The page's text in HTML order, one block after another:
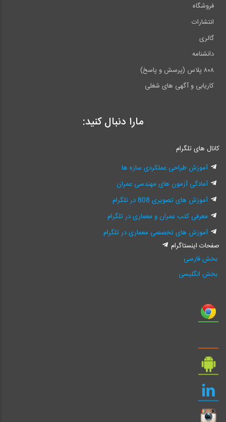
فروشگاه
انتشارات
گالری
دانشنامه
۸۰۸ پلاس (پرسش و پاسخ)
کاریابی و آگهی های شغلی
مارا دنبال کنید:
کانال های تلگرام
آموزش طراحی عملکردی سازه ها
آمادگی آزمون های مهندسی عمران
آموزش های تصویری 808 در تلگرام
معرفی کتب عمران و معماری در تلگرام
آموزش های تخصصی معماری در تلگرام
صفحات اینستاگرام
بخش فارسی
بخش انگلیسی